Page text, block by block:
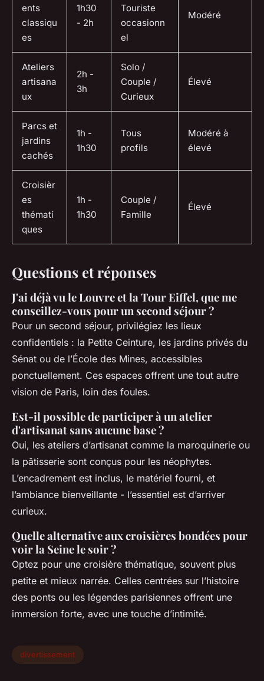
ents
classiqu
es
1h30
- 2h
Touriste
occasionn
el
Modéré
Ateliers
artisana
ux
2h -
3h
Solo /
Couple /
Curieux
Élevé
Parcs et
jardins
cachés
1h -
1h30
Tous
profils
Modéré à
élevé
Croisièr
es
thémati
ques
1h -
1h30
Couple /
Famille
Élevé
Questions et réponses
J'ai déjà vu le Louvre et la Tour Eiffel, que me
conseillez-vous pour un second séjour ?
Pour un second séjour, privilégiez les lieux
confidentiels : la Petite Ceinture, les jardins privés du
Sénat ou de l’École des Mines, accessibles
ponctuellement. Ces espaces offrent une tout autre
vision de Paris, loin des foules.
Est-il possible de participer à un atelier
d'artisanat sans aucune base ?
Oui, les ateliers d’artisanat comme la maroquinerie ou
la pâtisserie sont conçus pour les néophytes.
L’encadrement est inclus, le matériel fourni, et
l’ambiance bienveillante - l’essentiel est d’arriver
curieux.
Quelle alternative aux croisières bondées pour
voir la Seine le soir ?
Optez pour une croisière thématique, souvent plus
petite et mieux narrée. Celles centrées sur l’histoire
des ponts ou les légendes parisiennes offrent une
immersion forte, avec une touche d’intimité.
divertissement